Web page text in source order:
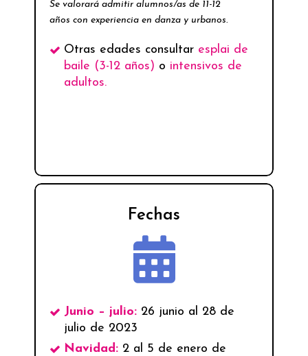
Se valorará admitir alumnos/as de 11-12
años con experiencia en danza y urbanos.
Otras edades consultar esplai de
baile (3-12 años) o intensivos de
adultos.
Fechas
Junio – julio: 26 junio al 28 de
julio de 2023
Navidad: 2 al 5 de enero de